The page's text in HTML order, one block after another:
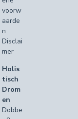
voorw
aarde
n
Disclai
mer
Holis
tisch
Drom
en
Dobbe